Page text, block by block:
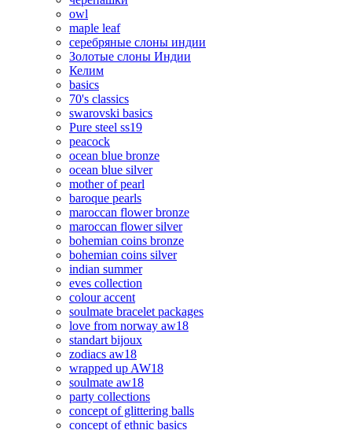
owl
maple leaf
серебряные слоны индии
Золотые слоны Индии
Келим
basics
70's classics
swarovski basics
Pure steel ss19
peacock
ocean blue bronze
ocean blue silver
mother of pearl
baroque pearls
maroccan flower bronze
maroccan flower silver
bohemian coins bronze
bohemian coins silver
indian summer
eves collection
colour accent
soulmate bracelet packages
love from norway aw18
standart bijoux
zodiacs aw18
wrapped up AW18
soulmate aw18
party collections
concept of glittering balls
concept of ethnic basics